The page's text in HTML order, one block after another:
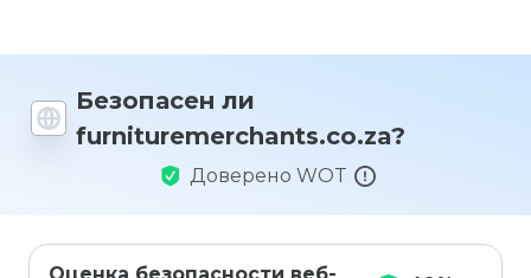
Безопасен ли
furnituremerchants.co.za?
Доверено WOT
сайт от